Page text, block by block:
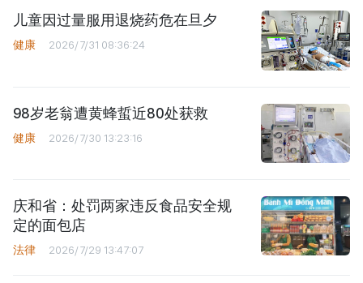
儿童因过量服用退烧药危在旦夕
健康 2026/7/31 08:36:24
98岁老翁遭黄蜂蜇近80处获救
健康 2026/7/30 13:23:16
庆和省：处罚两家违反食品安全规
定的面包店
法律 2026/7/29 13:47:07